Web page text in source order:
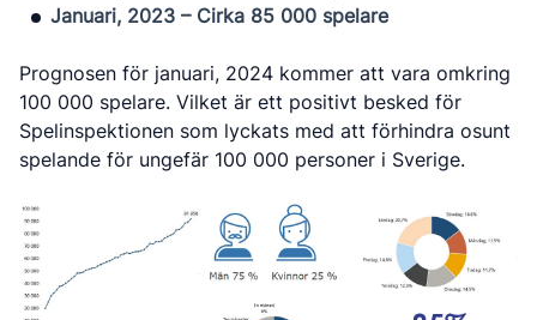
Januari, 2023 – Cirka 85 000 spelare
Prognosen för januari, 2024 kommer att vara omkring
100 000 spelare. Vilket är ett positivt besked för
Spelinspektionen som lyckats med att förhindra osunt
spelande för ungefär 100 000 personer i Sverige.